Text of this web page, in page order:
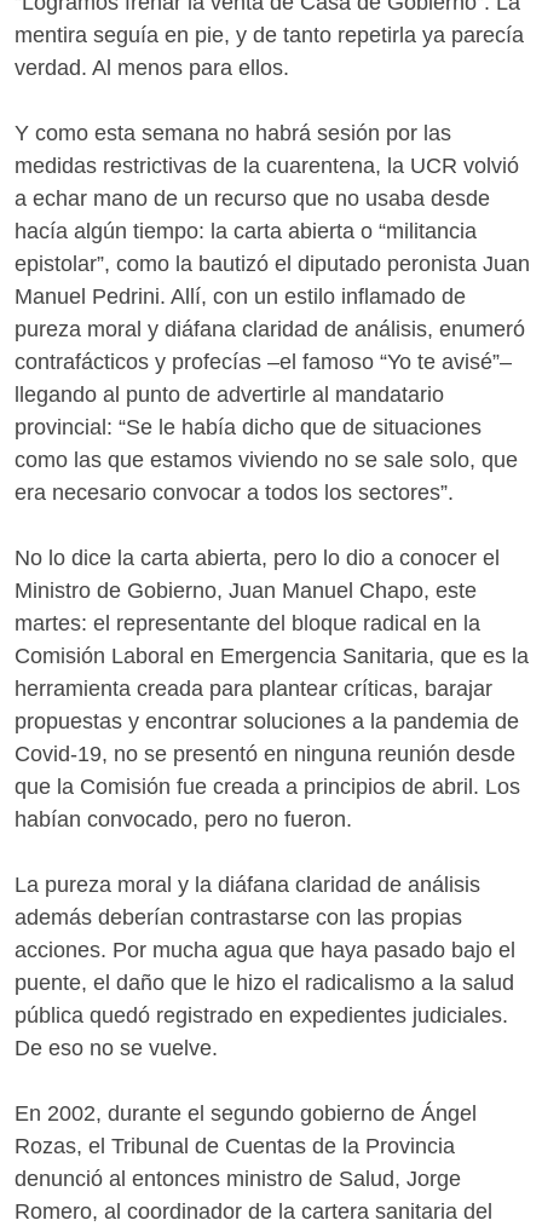
mentira seguía en pie, y de tanto repetirla ya parecía
verdad. Al menos para ellos.
Y como esta semana no habrá sesión por las
medidas restrictivas de la cuarentena, la UCR volvió
a echar mano de un recurso que no usaba desde
hacía algún tiempo: la carta abierta o “militancia
epistolar”, como la bautizó el diputado peronista Juan
Manuel Pedrini. Allí, con un estilo inflamado de
pureza moral y diáfana claridad de análisis, enumeró
contrafácticos y profecías –el famoso “Yo te avisé”–
llegando al punto de advertirle al mandatario
provincial: “Se le había dicho que de situaciones
como las que estamos viviendo no se sale solo, que
era necesario convocar a todos los sectores”.
No lo dice la carta abierta, pero lo dio a conocer el
Ministro de Gobierno, Juan Manuel Chapo, este
martes: el representante del bloque radical en la
Comisión Laboral en Emergencia Sanitaria, que es la
herramienta creada para plantear críticas, barajar
propuestas y encontrar soluciones a la pandemia de
Covid-19, no se presentó en ninguna reunión desde
que la Comisión fue creada a principios de abril. Los
habían convocado, pero no fueron.
La pureza moral y la diáfana claridad de análisis
además deberían contrastarse con las propias
acciones. Por mucha agua que haya pasado bajo el
puente, el daño que le hizo el radicalismo a la salud
pública quedó registrado en expedientes judiciales.
De eso no se vuelve.
En 2002, durante el segundo gobierno de Ángel
Rozas, el Tribunal de Cuentas de la Provincia
denunció al entonces ministro de Salud, Jorge
Romero, al coordinador de la cartera sanitaria del